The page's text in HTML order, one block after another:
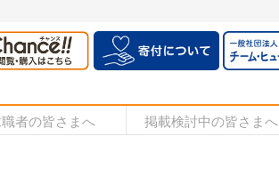
者の皆さまへ 掲載検討中の皆さまへ